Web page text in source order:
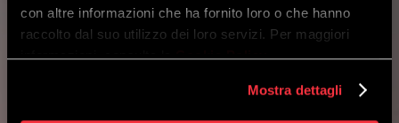
con altre informazioni che ha fornito loro o che hanno
raccolto dal suo utilizzo dei loro servizi. Per maggiori
informazioni, consulta laCookie Policy.
Mostra dettagli
Identity
&